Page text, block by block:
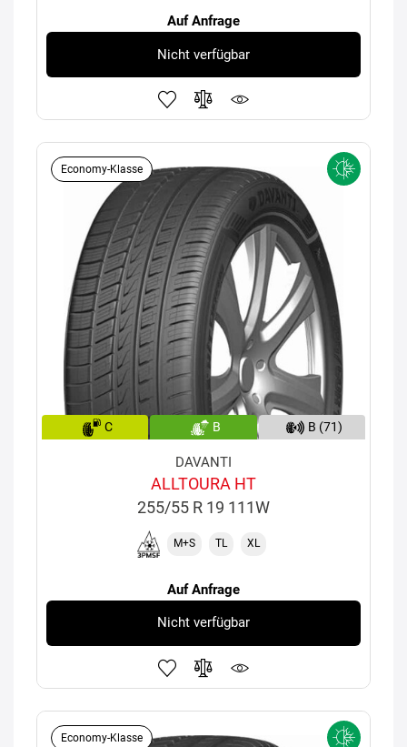
Auf Anfrage
Nicht verfügbar
Economy-Klasse
C B B (71)
DAVANTI
ALLTOURA HT
255/55 R 19 111W
M+S TL XL
Auf Anfrage
Nicht verfügbar
Economy-Klasse